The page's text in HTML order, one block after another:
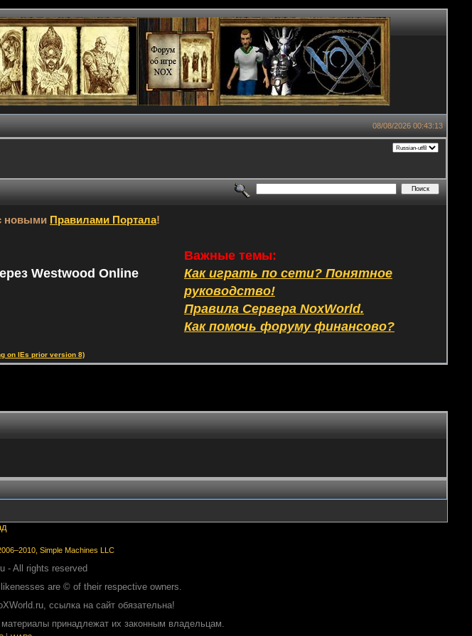
08/08/2026 00:43:13
новыми Правилами Портала!
Westwood Online
Важные темы:
Как играть по сети? Понятное
руководство!
Правила Сервера NoxWorld.
Как помочь форуму финансово?
on IEs prior version 8)
Simple Machines LLC
- All rights reserved
are © of their respective owners.
ссылка на сайт обязательна!
принадлежат их законным владельцам.